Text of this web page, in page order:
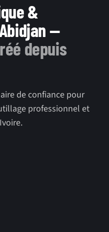
&
—
depuis
de confiance pour
professionnel et